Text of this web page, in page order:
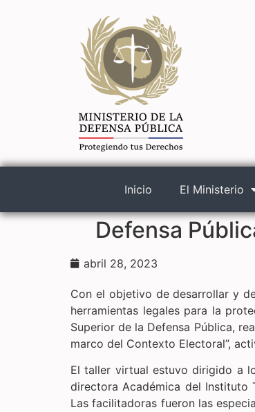
Inicio El Ministerio
Defensa
abril 28, 2023
Con el objetivo de desarrollar y
herramientas legales para la
Superior de la Defensa Pública,
marco del Contexto Electoral”,
El taller virtual estuvo dirigido a
directora Académica del Instituto
Las facilitadoras fueron las